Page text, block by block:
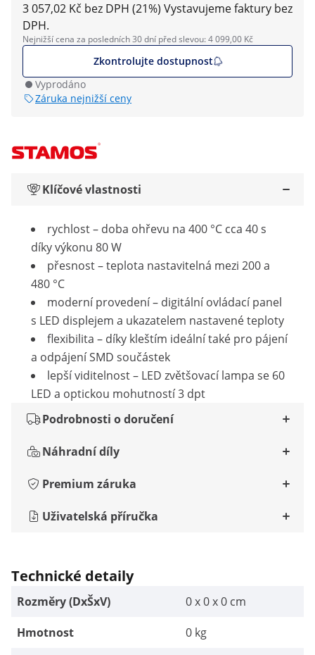
3 057,02 Kč bez DPH (21%) Vystavujeme faktury bez
DPH.
Nejnižší cena za posledních 30 dní před slevou: 4 099,00 Kč
Zkontrolujte dostupnost
Vyprodáno
Záruka nejnižší ceny
Klíčové vlastnosti
rychlost – doba ohřevu na 400 °C cca 40 s
díky výkonu 80 W
přesnost – teplota nastavitelná mezi 200 a
480 °C
moderní provedení – digitální ovládací panel
s LED displejem a ukazatelem nastavené teploty
flexibilita – díky kleštím ideální také pro pájení
a odpájení SMD součástek
lepší viditelnost – LED zvětšovací lampa se 60
LED a optickou mohutností 3 dpt
Podrobnosti o doručení
Náhradní díly
Premium záruka
Uživatelská příručka
Technické detaily
Rozměry (DxŠxV)
0 x 0 x 0 cm
Hmotnost
0 kg